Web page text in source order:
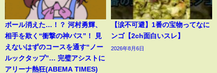
ボール消えた…！？ 河村勇輝、
相手を欺く“衝撃の神パス”！ 見
えないはずのコースを通す“ノー
ルックタップ”… 完璧アシストに
アリーナ熱狂(ABEMA TIMES)
【涙不可避】1番の宝物ってなに
ンゴ【2ch面白いスレ】
2026年8月6日